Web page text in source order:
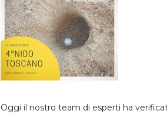
Oggi il nostro team di esperti ha